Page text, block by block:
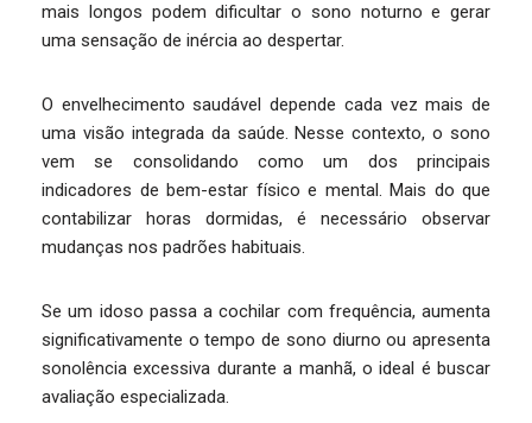
mais longos podem dificultar o sono noturno e gerar
uma sensação de inércia ao despertar.
O envelhecimento saudável depende cada vez mais de
uma visão integrada da saúde. Nesse contexto, o sono
vem se consolidando como um dos principais
indicadores de bem-estar físico e mental. Mais do que
contabilizar horas dormidas, é necessário observar
mudanças nos padrões habituais.
Se um idoso passa a cochilar com frequência, aumenta
significativamente o tempo de sono diurno ou apresenta
sonolência excessiva durante a manhã, o ideal é buscar
avaliação especializada.